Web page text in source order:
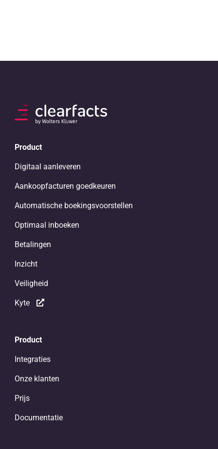
Product
Digitaal aanleveren
Aankoopfacturen goedkeuren
Automatische boekingsvoorstellen
Optimaal inboeken
Betalingen
Inzicht
Veiligheid
Kyte
Product
Integraties
Onze klanten
Prijs
Documentatie